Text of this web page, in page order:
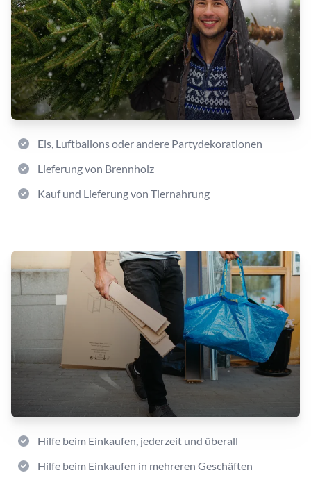
Eis, Luftballons oder andere Partydekorationen
Lieferung von Brennholz
Kauf und Lieferung von Tiernahrung
Hilfe beim Einkaufen, jederzeit und überall
Hilfe beim Einkaufen in mehreren Geschäften